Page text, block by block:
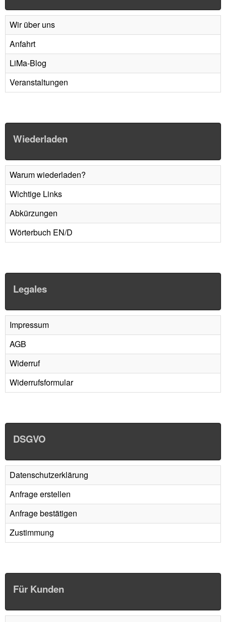
Wir über uns
Anfahrt
LiMa-Blog
Veranstaltungen
Wiederladen
Warum wiederladen?
Wichtige Links
Abkürzungen
Wörterbuch EN/D
Legales
Impressum
AGB
Widerruf
Widerrufsformular
DSGVO
Datenschutzerklärung
Anfrage erstellen
Anfrage bestätigen
Zustimmung
Für Kunden